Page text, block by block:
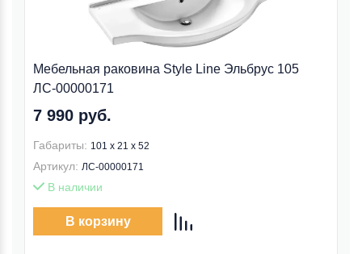
Мебельная раковина Style Line Эльбрус 105
ЛС-00000171
7 990 руб.
Габариты: 101 x 21 x 52
Артикул: ЛС-00000171
В наличии
В корзину